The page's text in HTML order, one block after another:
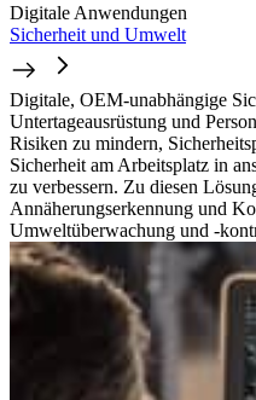
Digitale Anwendungen
Sicherheit und Umwelt
Digitale, OEM-unabhängige
Untertageausrüstung und
Risiken zu mindern,
Sicherheit am Arbeitsplatz in
zu verbessern. Zu diesen
Annäherungserkennung und
Umweltüberwachung und -